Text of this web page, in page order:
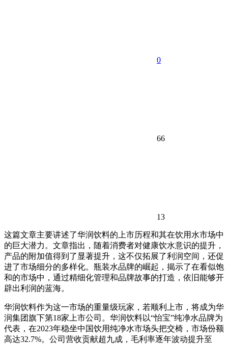
0
66
13
这篇文章主要讲述了华润饮料的上市历程和其在饮用水市场中
的巨大潜力。文章指出，随着消费者对健康饮水意识的提升，
产品的附加值得到了显著提升，这不仅拓展了利润空间，还促
进了市场细分的多样化。瓶装水品牌的崛起，揭示了在看似饱
和的市场中，通过精细化管理和品牌故事的打造，依旧能够开
辟出利润的蓝海。
华润饮料作为这一市场的重量级玩家，若顺利上市，将成为华
润集团旗下第18家上市公司。华润饮料以“怡宝”纯净水品牌为
代表，在2023年稳坐中国饮用纯净水市场头把交椅，市场份额
高达32.7%。公司营收贡献超九成，毛利率逐年波动提升至